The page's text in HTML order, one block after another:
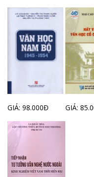
GIÁ: 98.000Đ GIÁ: